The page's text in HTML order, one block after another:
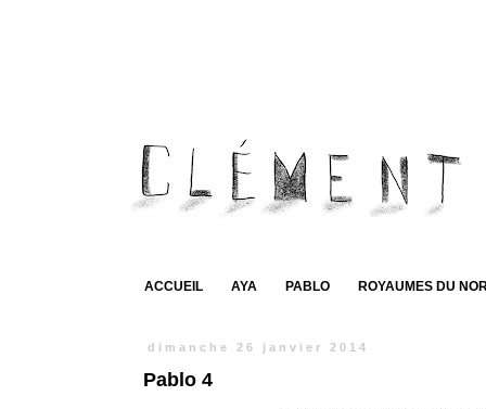
ACCUEIL AYA PABLO ROYAUMES DU
dimanche 26 janvier 2014
Pablo 4